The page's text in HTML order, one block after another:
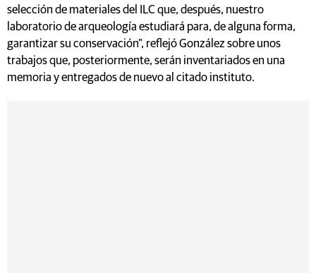
selección de materiales del ILC que, después, nuestro
laboratorio de arqueología estudiará para, de alguna forma,
garantizar su conservación", reflejó González sobre unos
trabajos que, posteriormente, serán inventariados en una
memoria y entregados de nuevo al citado instituto.